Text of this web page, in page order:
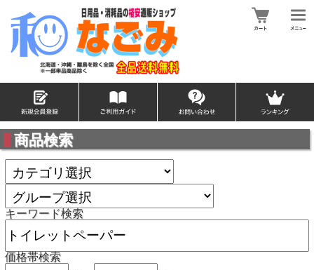
商品検索
キーワード検索
価格帯検索